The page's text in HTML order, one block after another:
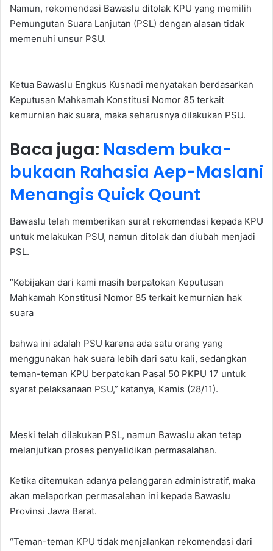
Namun, rekomendasi Bawaslu ditolak KPU yang memilih
Pemungutan Suara Lanjutan (PSL) dengan alasan tidak
memenuhi unsur PSU.
Ketua Bawaslu Engkus Kusnadi menyatakan berdasarkan
Keputusan Mahkamah Konstitusi Nomor 85 terkait
kemurnian hak suara, maka seharusnya dilakukan PSU.
Baca juga: Nasdem buka-
bukaan Rahasia Aep-Maslani
Menangis Quick Qount
Bawaslu telah memberikan surat rekomendasi kepada KPU
untuk melakukan PSU, namun ditolak dan diubah menjadi
PSL.
“Kebijakan dari kami masih berpatokan Keputusan
Mahkamah Konstitusi Nomor 85 terkait kemurnian hak
suara
bahwa ini adalah PSU karena ada satu orang yang
menggunakan hak suara lebih dari satu kali, sedangkan
teman-teman KPU berpatokan Pasal 50 PKPU 17 untuk
syarat pelaksanaan PSU,” katanya, Kamis (28/11).
Meski telah dilakukan PSL, namun Bawaslu akan tetap
melanjutkan proses penyelidikan permasalahan.
Ketika ditemukan adanya pelanggaran administratif, maka
akan melaporkan permasalahan ini kepada Bawaslu
Provinsi Jawa Barat.
“Teman-teman KPU tidak menjalankan rekomendasi dari